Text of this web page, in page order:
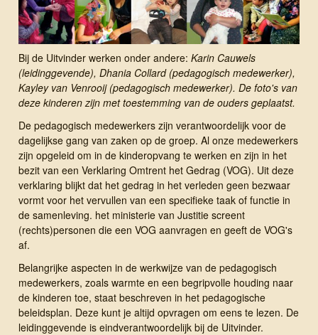
Bij de Uitvinder werken onder andere:Karin Cauwels
(leidinggevende), Dhania Collard (pedagogisch medewerker),
Kayley van Venrooij (pedagogisch medewerker). De foto's van
deze kinderen zijn met toestemming van de ouders geplaatst.
De pedagogisch medewerkers zijn verantwoordelijk voor de
dagelijkse gang van zaken op de groep. Al onze medewerkers
zijn opgeleid om in de kinderopvang te werken en zijn in het
bezit van een Verklaring Omtrent het Gedrag (VOG). Uit deze
verklaring blijkt dat het gedrag in het verleden geen bezwaar
vormt voor het vervullen van een specifieke taak of functie in
de samenleving. het ministerie van Justitie screent
(rechts)personen die een VOG aanvragen en geeft de VOG's
af.
Belangrijke aspecten in de werkwijze van de pedagogisch
medewerkers, zoals warmte en een begripvolle houding naar
de kinderen toe, staat beschreven in het pedagogische
beleidsplan. Deze kunt je altijd opvragen om eens te lezen. De
leidinggevende is eindverantwoordelijk bij de Uitvinder.